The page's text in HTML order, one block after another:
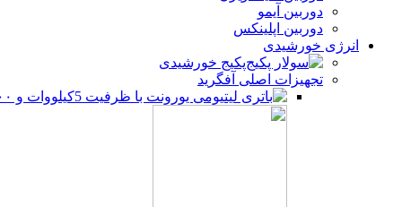
دوربین آیمو
دوربین اپلینکس
انرژی خورشیدی
پکیج خورشیدی
تجهیزات اصلی آفگرید